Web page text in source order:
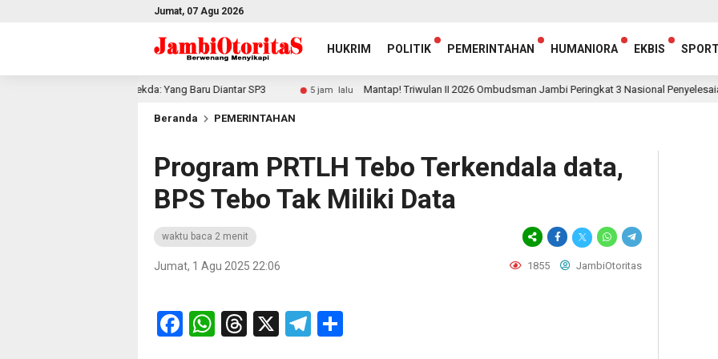
Jumat, 07 Agu 2026
HUKRIM POLITIK PEMERINTAHAN HUMANIORA EKBIS SPORT
Diteken, Sekda: Yang Baru Diantar SP3 5 jam lalu Mantap! Triwulan II 2026 Ombudsman Jambi Peringkat 3 Nasional Penyelesaian
Beranda PEMERINTAHAN
Program PRTLH Tebo Terkendala data,
BPS Tebo Tak Miliki Data
waktu baca 2 menit
Jumat, 1 Agu 2025 22:06 1855 JambiOtoritas
Facebook
WhatsApp
Threads
X Telegram